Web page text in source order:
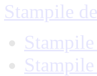
Stampile